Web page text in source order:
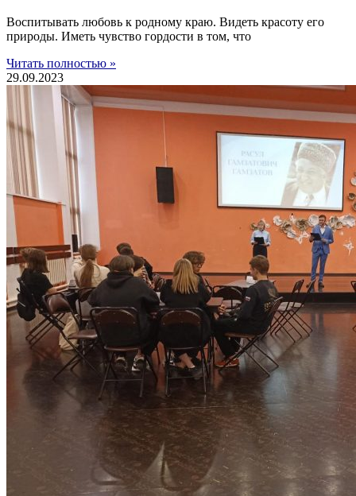
Воспитывать любовь к родному краю. Видеть красоту его
природы. Иметь чувство гордости в том, что
Читать полностью »
29.09.2023